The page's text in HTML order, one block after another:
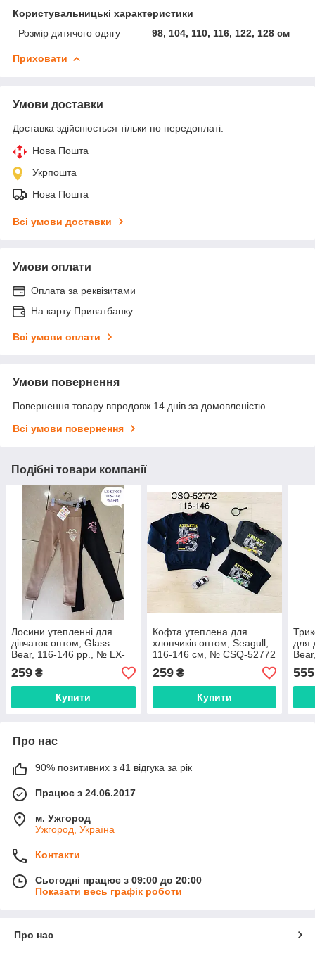
Користувальницькі характеристики
Розмір дитячого одягу
98, 104, 110, 116, 122, 128 см
Приховати
Умови доставки
Доставка здійснюється тільки по передоплаті.
Нова Пошта
Укрпошта
Нова Пошта
Всі умови доставки
Умови оплати
Оплата за реквізитами
На карту Приватбанку
Всі умови оплати
Умови повернення
Повернення товару впродовж 14 днів за домовленістю
Всі умови повернення
Подібні товари компанії
Лосини утепленні для
дівчаток оптом, Glass
Bear, 116-146 рр., № LX-
07K42
259 ₴
Купити
Кофта утеплена для
хлопчиків оптом, Seagull,
116-146 см, № CSQ-52772
259₴
Купити
для
555
Про нас
90% позитивних з 41 відгука за рік
Працює з 24.06.2017
м. Ужгород
Ужгород, Україна
Контакти
Сьогодні працює з 09:00 до 20:00
Показати весь графік роботи
Про нас